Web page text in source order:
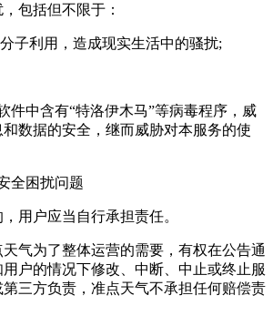
包括但不限于：
子利用，造成现实生活中的骚扰;
件中含有“特洛伊木马”等病毒程序，威
数据的安全，继而威胁对本服务的使
全困扰问题
用户应当自行承担责任。
气为了整体运营的需要，有权在公告通
户的情况下修改、中断、中止或终止服
三方负责，准点天气不承担任何赔偿责